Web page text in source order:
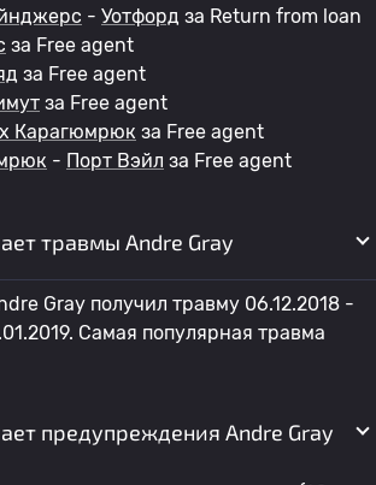
- Уотфорд за Return from loan
за Free agent
за Free agent
за Free agent
Карагюмрюк за Free agent
- Порт Вэйл за Free agent
травмы Andre Gray
Gray получил травму 06.12.2018 -
Самая популярная травма
предупреждения Andre Gray